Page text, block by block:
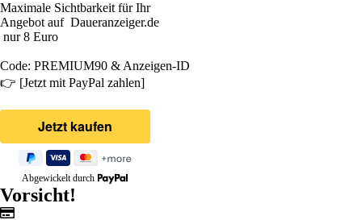
Maximale Sichtbarkeit für Ihr
Angebot auf Daueranzeiger.de
nur 8 Euro
Code: PREMIUM90 & Anzeigen-ID
👉 [Jetzt mit PayPal zahlen]
Abgewickelt durch
Vorsicht!